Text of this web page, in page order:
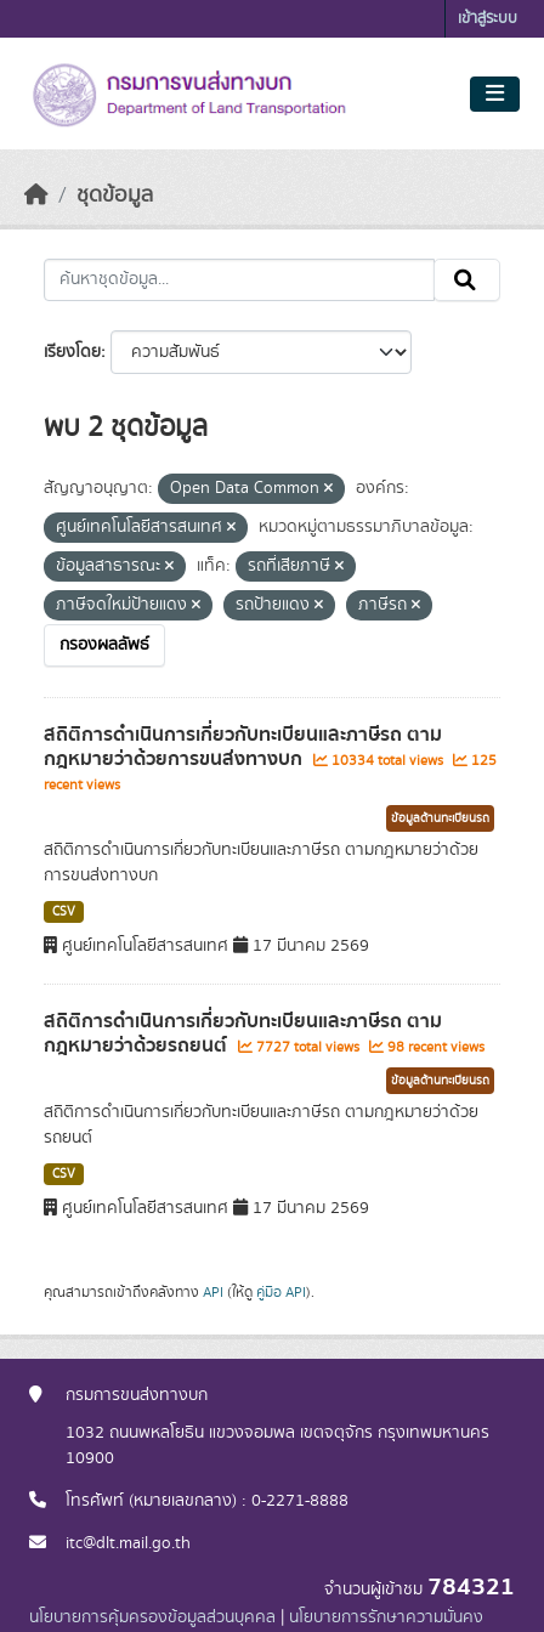
เข้าสู่ระบบ
ชุดข้อมูล
เรียงโดย
พบ 2 ชุดข้อมูล
สัญญาอนุญาต: Open Data Common
องค์กร:
ศูนย์เทคโนโลยีสารสนเทศ
หมวดหมู่ตามธรรมาภิบาลข้อมูล:
ข้อมูลสาธารณะ
แท็ค:
รถที่เสียภาษี
ภาษีจดใหม่ป้ายแดง
รถป้ายแดง
ภาษีรถ
กรองผลลัพธ์
สถิติการดำเนินการเกี่ยวกับทะเบียนและภาษีรถ ตาม
กฎหมายว่าด้วยการขนส่งทางบก 10334 total views
125
recent views
ข้อมูลด้านทะเบียนรถ
สถิติการดำเนินการเกี่ยวกับทะเบียนและภาษีรถ ตามกฎหมายว่าด้วย
การขนส่งทางบก
CSV
ศูนย์เทคโนโลยีสารสนเทศ 17 มีนาคม 2569
สถิติการดำเนินการเกี่ยวกับทะเบียนและภาษีรถ ตาม
กฎหมายว่าด้วยรถยนต์ 7727 total views 98 recent views
ข้อมูลด้านทะเบียนรถ
สถิติการดำเนินการเกี่ยวกับทะเบียนและภาษีรถ ตามกฎหมายว่าด้วย
รถยนต์
CSV
ศูนย์เทคโนโลยีสารสนเทศ 17 มีนาคม 2569
คุณสามารถเข้าถึงคลังทาง API (ให้ดู คู่มือ API).
กรมการขนส่งทางบก
1032 ถนนพหลโยธิน แขวงจอมพล เขตจตุจักร กรุงเทพมหานคร
10900
โทรศัพท์ (หมายเลขกลาง) : 0-2271-8888
itc@dlt.mail.go.th
จำนวนผู้เข้าชม 784321
นโยบายการคุ้มครองข้อมูลส่วนบุคคล | นโยบายการรักษาความมั่นคง